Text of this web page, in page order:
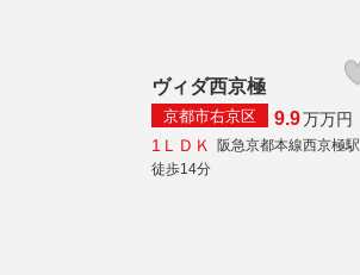
ヴィダ西京極
京都市右京区 9.9万万円
1ＬＤＫ
阪急京都本線西京極駅
徒歩14分